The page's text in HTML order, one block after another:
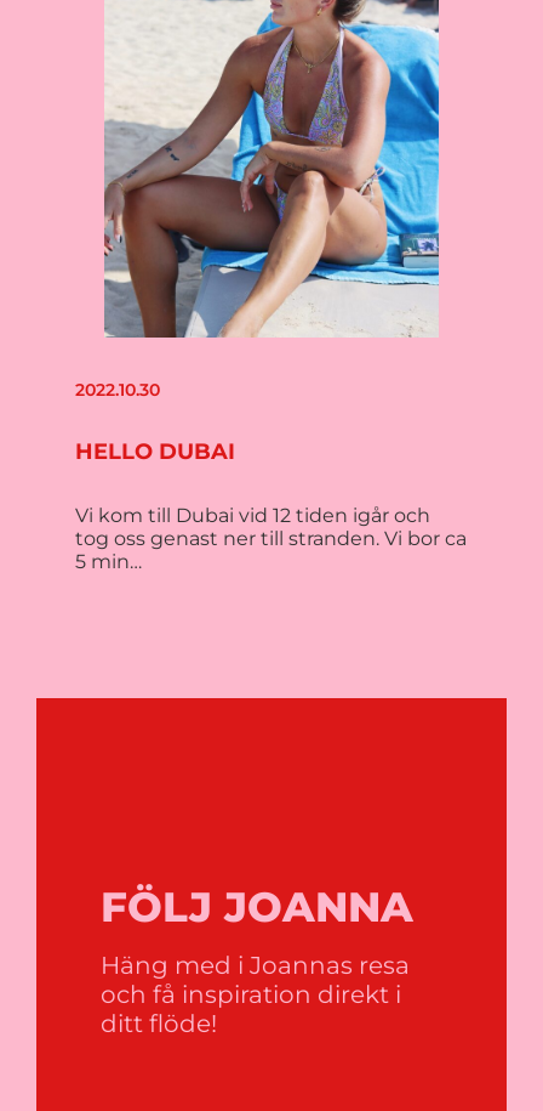
2022.10.30
HELLO DUBAI
Vi kom till Dubai vid 12 tiden igår och
tog oss genast ner till stranden. Vi bor ca
5 min…
FÖLJ JOANNA
Häng med i Joannas resa
och få inspiration direkt i
ditt flöde!